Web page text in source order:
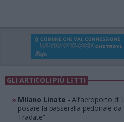
GLI ARTICOLI PIÙ LETTI
» Milano Linate - All’aeroporto di
posare la passerella pedonale
Tradate”